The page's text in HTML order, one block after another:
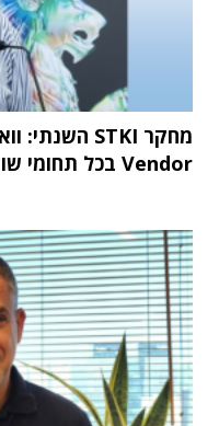
Vendor בכל תחומי שוק ה-IT